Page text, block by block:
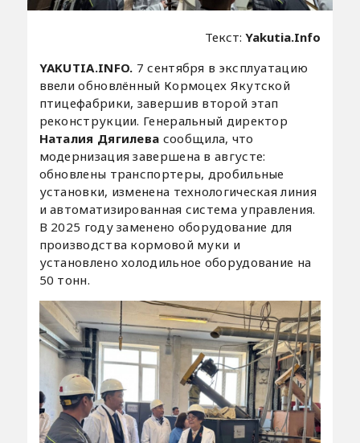
Текст:Yakutia.Info
YAKUTIA.INFO. 7 сентября в эксплуатацию
ввели обновлённый Кормоцех Якутской
птицефабрики, завершив второй этап
реконструкции. Генеральный директор
Наталия Дягилева сообщила, что
модернизация завершена в августе:
обновлены транспортеры, дробильные
установки, изменена технологическая линия
и автоматизированная система управления.
В 2025 году заменено оборудование для
производства кормовой муки и
установлено холодильное оборудование на
50 тонн.